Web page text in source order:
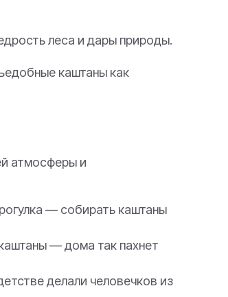
леса и дары природы.
каштаны как
атмосферы и
— собирать каштаны
— дома так пахнет
делали человечков из